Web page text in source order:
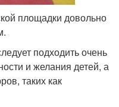
площадки довольно
подходить очень
и желания детей, а
таких как